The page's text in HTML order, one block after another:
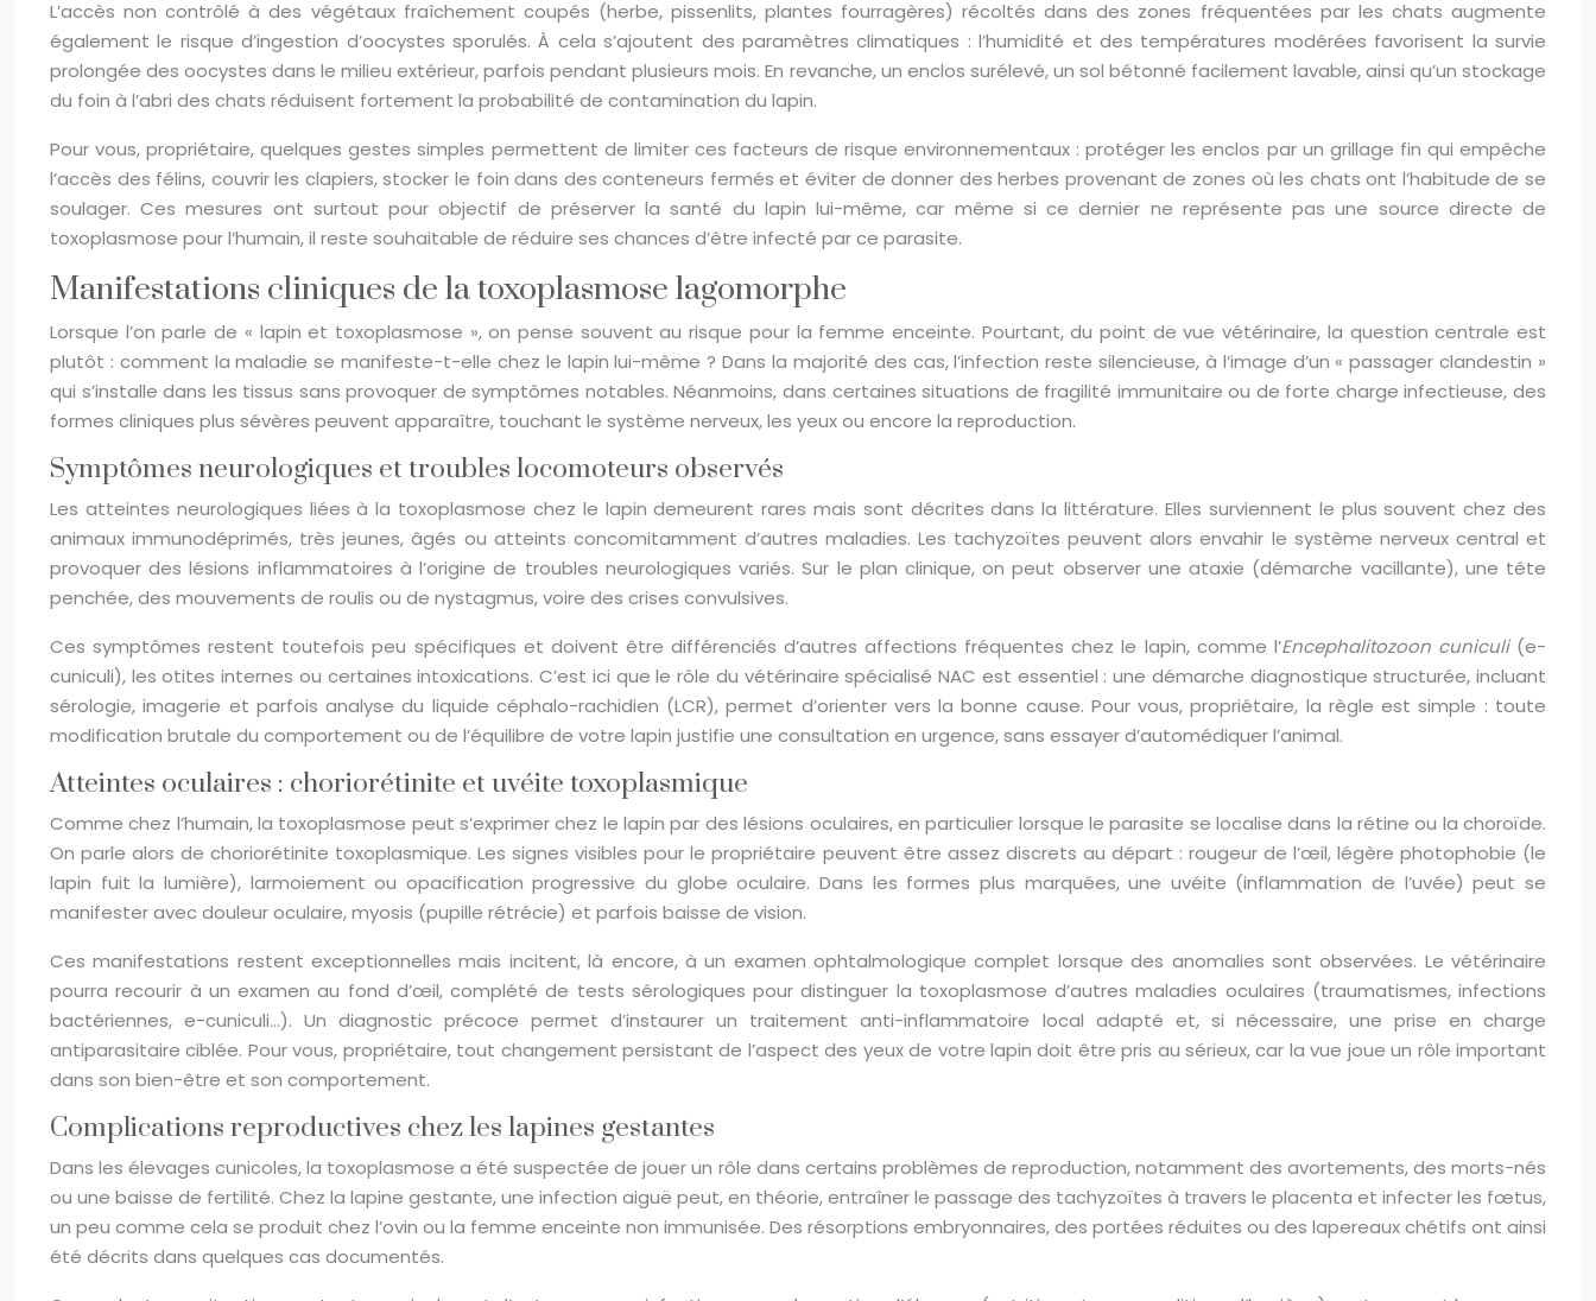
L’accès non contrôlé à des végétaux fraîchement coupés (herbe, pissenlits, plantes fourragères) récoltés dans des zones fréquentées par les chats augmente
également le risque d’ingestion d’oocystes sporulés. À cela s’ajoutent des paramètres climatiques : l’humidité et des températures modérées favorisent la survie
prolongée des oocystes dans le milieu extérieur, parfois pendant plusieurs mois. En revanche, un enclos surélevé, un sol bétonné facilement lavable, ainsi qu’un stockage
du foin à l’abri des chats réduisent fortement la probabilité de contamination du lapin.
Pour vous, propriétaire, quelques gestes simples permettent de limiter ces facteurs de risque environnementaux : protéger les enclos par un grillage fin qui empêche
l’accès des félins, couvrir les clapiers, stocker le foin dans des conteneurs fermés et éviter de donner des herbes provenant de zones où les chats ont l’habitude de se
soulager. Ces mesures ont surtout pour objectif de préserver la santé du lapin lui-même, car même si ce dernier ne représente pas une source directe de
toxoplasmose pour l’humain, il reste souhaitable de réduire ses chances d’être infecté par ce parasite.
Manifestations cliniques de la toxoplasmose lagomorphe
Lorsque l’on parle de « lapin et toxoplasmose », on pense souvent au risque pour la femme enceinte. Pourtant, du point de vue vétérinaire, la question centrale est
plutôt : comment la maladie se manifeste-t-elle chez le lapin lui-même ? Dans la majorité des cas, l’infection reste silencieuse, à l’image d’un « passager clandestin »
qui s’installe dans les tissus sans provoquer de symptômes notables. Néanmoins, dans certaines situations de fragilité immunitaire ou de forte charge infectieuse, des
formes cliniques plus sévères peuvent apparaître, touchant le système nerveux, les yeux ou encore la reproduction.
Symptômes neurologiques et troubles locomoteurs observés
Les atteintes neurologiques liées à la toxoplasmose chez le lapin demeurent rares mais sont décrites dans la littérature. Elles surviennent le plus souvent chez des
animaux immunodéprimés, très jeunes, âgés ou atteints concomitamment d’autres maladies. Les tachyzoïtes peuvent alors envahir le système nerveux central et
provoquer des lésions inflammatoires à l’origine de troubles neurologiques variés. Sur le plan clinique, on peut observer une ataxie (démarche vacillante), une tête
penchée, des mouvements de roulis ou de nystagmus, voire des crises convulsives.
Ces symptômes restent toutefois peu spécifiques et doivent être différenciés d’autres affections fréquentes chez le lapin, comme l’Encephalitozoon cuniculi(e-
cuniculi), les otites internes ou certaines intoxications. C’est ici que le rôle du vétérinaire spécialisé NAC est essentiel : une démarche diagnostique structurée, incluant
sérologie, imagerie et parfois analyse du liquide céphalo-rachidien (LCR), permet d’orienter vers la bonne cause. Pour vous, propriétaire, la règle est simple : toute
modification brutale du comportement ou de l’équilibre de votre lapin justifie une consultation en urgence, sans essayer d’automédiquer l’animal.
Atteintes oculaires : choriorétinite et uvéite toxoplasmique
Comme chez l’humain, la toxoplasmose peut s’exprimer chez le lapin par des lésions oculaires, en particulier lorsque le parasite se localise dans la rétine ou la choroïde.
On parle alors de choriorétinite toxoplasmique. Les signes visibles pour le propriétaire peuvent être assez discrets au départ : rougeur de l’œil, légère photophobie (le
lapin fuit la lumière), larmoiement ou opacification progressive du globe oculaire. Dans les formes plus marquées, une uvéite (inflammation de l’uvée) peut se
manifester avec douleur oculaire, myosis (pupille rétrécie) et parfois baisse de vision.
Ces manifestations restent exceptionnelles mais incitent, là encore, à un examen ophtalmologique complet lorsque des anomalies sont observées. Le vétérinaire
pourra recourir à un examen au fond d’œil, complété de tests sérologiques pour distinguer la toxoplasmose d’autres maladies oculaires (traumatismes, infections
bactériennes, e-cuniculi…). Un diagnostic précoce permet d’instaurer un traitement anti-inflammatoire local adapté et, si nécessaire, une prise en charge
antiparasitaire ciblée. Pour vous, propriétaire, tout changement persistant de l’aspect des yeux de votre lapin doit être pris au sérieux, car la vue joue un rôle important
dans son bien-être et son comportement.
Complications reproductives chez les lapines gestantes
Dans les élevages cunicoles, la toxoplasmose a été suspectée de jouer un rôle dans certains problèmes de reproduction, notamment des avortements, des morts-nés
ou une baisse de fertilité. Chez la lapine gestante, une infection aiguë peut, en théorie, entraîner le passage des tachyzoïtes à travers le placenta et infecter les fœtus,
un peu comme cela se produit chez l’ovin ou la femme enceinte non immunisée. Des résorptions embryonnaires, des portées réduites ou des lapereaux chétifs ont ainsi
été décrits dans quelques cas documentés.